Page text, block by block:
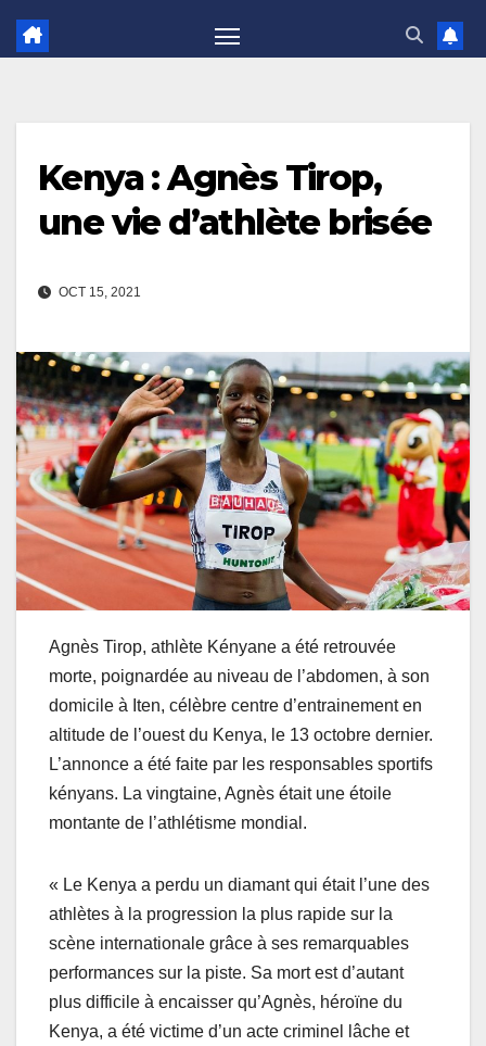
Kenya : Agnès Tirop,
une vie d’athlète brisée
OCT 15, 2021
Agnès Tirop, athlète Kényane a été retrouvée
morte, poignardée au niveau de l’abdomen, à son
domicile à Iten, célèbre centre d’entrainement en
altitude de l’ouest du Kenya, le 13 octobre dernier.
L’annonce a été faite par les responsables sportifs
kényans. La vingtaine, Agnès était une étoile
montante de l’athlétisme mondial.
« Le Kenya a perdu un diamant qui était l’une des
athlètes à la progression la plus rapide sur la
scène internationale grâce à ses remarquables
performances sur la piste. Sa mort est d’autant
plus difficile à encaisser qu’Agnès, héroïne du
Kenya, a été victime d’un acte criminel lâche et